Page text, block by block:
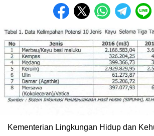
Kementerian Lingkungan Hidup dan